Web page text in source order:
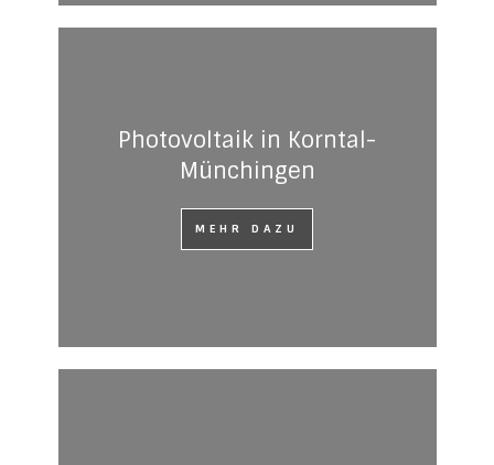
Photovoltaik in Korntal-
Münchingen
MEHR DAZU